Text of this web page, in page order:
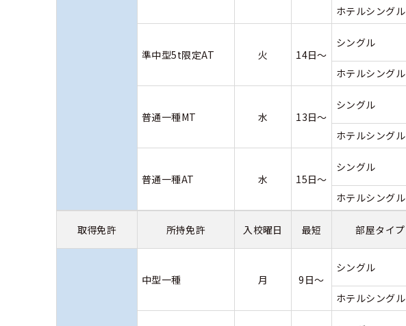
ホテルシングル
準中型5t限定AT 火 14日～
シングル
ホテルシングル
普通一種MT 水 13日～
シングル
ホテルシングル
普通一種AT 水 15日～
シングル
ホテルシングル
取得免許 所持免許 入校曜日 最短 部屋タイプ
中型一種 月 9日～
シングル
ホテルシングル